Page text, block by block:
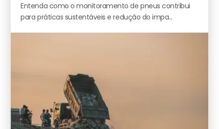
Entenda como o monitoramento de pneus contribui
para práticas sustentáveis e redução do impa...